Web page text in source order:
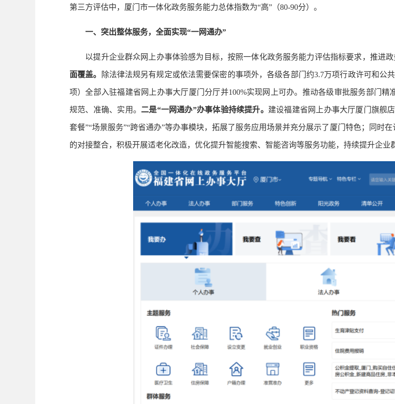
第三方评估中，厦门市一体化政务服务能力总体指数为“高”（80-90分）。
一、突出整体服务，全面实现“一网通办”
以提升企业群众网上办事体验感为目标，按照一体化政务服务能力评估指标要求，推进政
面覆盖。 除法律法规另有规定或依法需要保密的事项外，各级各部门约3.7万项行政许可和公
项）全部入驻福建省网上办事大厅厦门分厅并100%实现网上可办。推动各级审批服务部门
规范、准确、实用。 二是“一网通办”办事体验持续提升。 建设福建省网上办事大厅厦门旗舰
套餐”“场景服务”“跨省通办”等办事模块，拓展了服务应用场景并充分展示了厦门特色；同时
的对接整合，积极开展适老化改造，优化提升智能搜索、智能咨询等服务功能，持续提升企业